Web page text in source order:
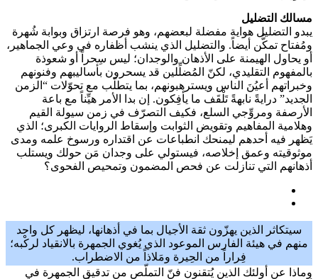
مسالك التضليل
يبدو التضليل هواية مفضلة لبعضهم، وهو فرصة ارتزاق وبوابة شُهرة
ومُفتاح تمكُّن أيضاً. والتضليل الذي ينشب أظفاره في وعي الجماهير،
أو يحاول الهيمنة على الأذهان والوجدان؛ ليس سِحراً أو شعوذة
بالمفهوم التقليدي، لكنّ المُضلِّلين قد يسحرون بأساليبهم وفنونهم
وخبراتهم أعيُنَ الناس ويسترهبونهم، بما يتطلّب مع تحوّلات “الزمن
الجديد” درايةً نابهةً تَلْقَف ما يأفِكون. إن بدا الأمر هيِّناً مع باعة
الأرصفة ومروِّجي السلع، فكيف التصرّف في زمن سيولة القيم
وهلامية المفاهيم وتقويض الثوابت وإسقاط الروايات الكبرى؛ الذي
يَظهر فيه أحدهم ليمنحك انطباعات عن اقتداره ورسوخ علمه ومدى
موثوقيته وعمق إخلاصه، فيستولي على وجدان مَن حولك ويستلب
أذهانهم التي تنازلت عن فحص المضمون وتمحيص الفحوى؟
سيتكاثر الذين يهزّون ثقة الأجيال بما في أذهانها، ليظهر كل واحد
منهم في هيئة الفارس الموعود الذي يُغوي الجمهرة بالانقياد لركْبه؛
فِراراً من الحِيرة ومَلاذاً من الاضطراب.
وماذا عن أولئك الذين يُتقنون فنّ التملّص من تدقيق الجمهرة في